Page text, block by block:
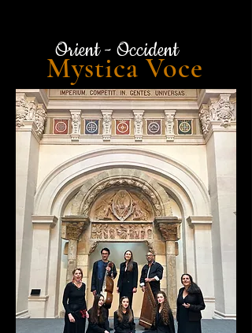
Mystica Voce
Orient - Occident